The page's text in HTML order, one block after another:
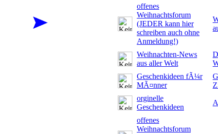
offenes
Weihnachtsforum
(JEDER kann hier
schreiben auch ohne
Anmeldung!)
Weihnachten-News
aus aller Welt
Geschenkideen fÃ¼r
MÃ¤nner
orginelle
Geschenkideen
offenes
Weihnachtsforum